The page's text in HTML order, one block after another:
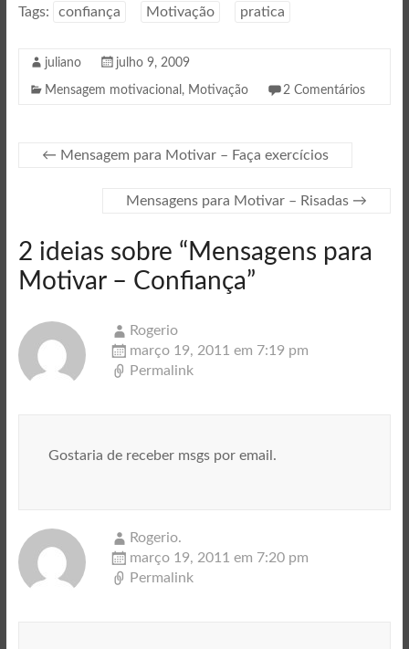
Tags: confiança Motivação pratica
juliano julho 9, 2009
Mensagem motivacional , Motivação 2 Comentários
← Mensagem para Motivar – Faça exercícios
Mensagens para Motivar – Risadas →
2 ideias sobre “ Mensagens para
Motivar – Confiança”
Rogerio
março 19, 2011 em 7:19 pm
Permalink
Gostaria de receber msgs por email.
Rogerio.
março 19, 2011 em 7:20 pm
Permalink